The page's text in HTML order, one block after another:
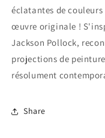
éclatantes de
œuvre originale !
Jackson Pollock,
projections de
résolument
Share